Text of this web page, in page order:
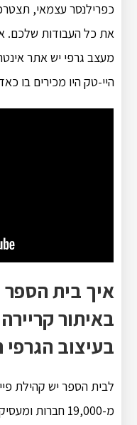
כפרילנסר עצמאי,
את כל העבודות שלכם.
מעצב גרפי יש אתר
היי-טק היו מכירים בו
איך בית הספר
באיתור
בעיצוב
לבית הספר יש קהילת
מ-19,000